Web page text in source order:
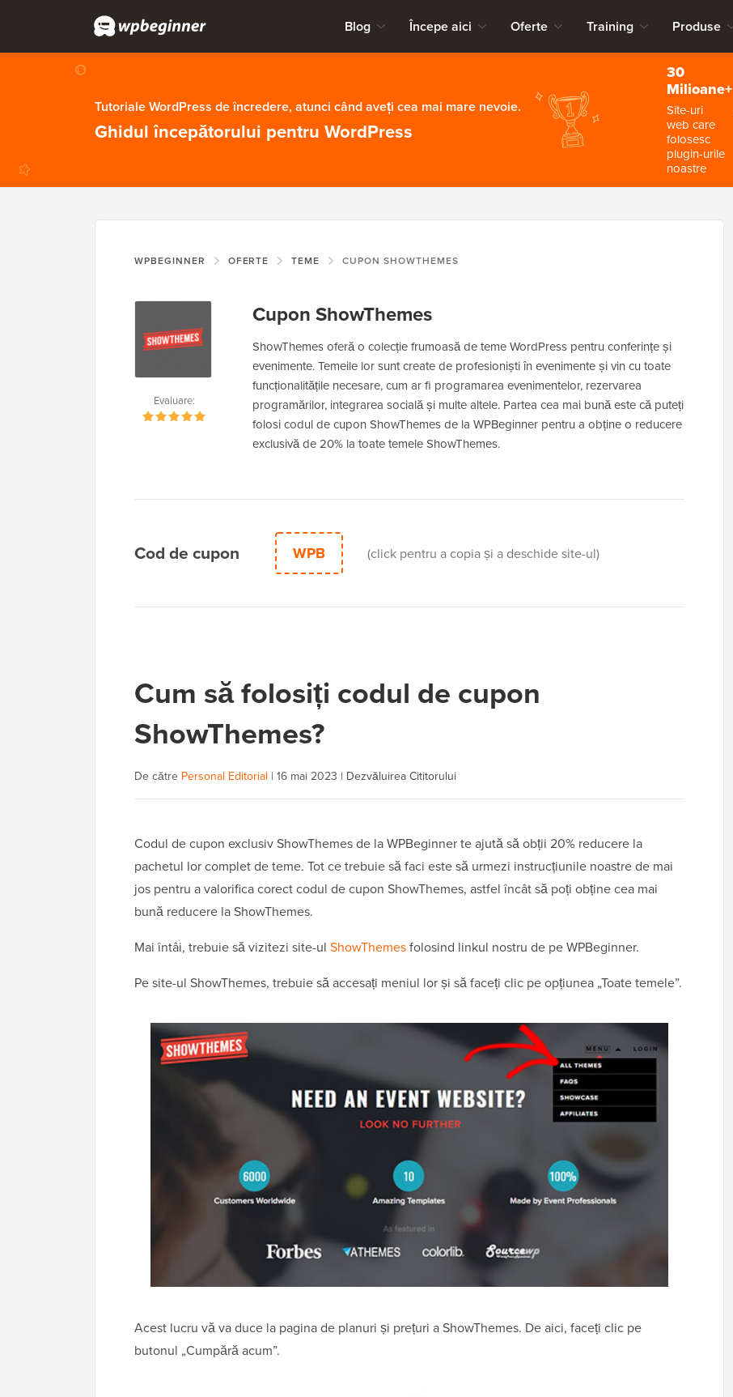
Blog Începe aici Oferte Training Produse
Tutoriale WordPress de încredere, atunci când aveți cea mai mare nevoie.
Ghidul începătorului pentru WordPress
30
Milioane+
Site-uri
web care
folosesc
plugin-urile
noastre
WPBEGINNER OFERTE TEME CUPON SHOWTHEMES
Cupon ShowThemes
Evaluare:
ShowThemes oferă o colecție frumoasă de teme WordPress pentru conferințe și
evenimente. Temeile lor sunt create de profesioniști în evenimente și vin cu toate
funcționalitățile necesare, cum ar fi programarea evenimentelor, rezervarea
programărilor, integrarea socială și multe altele. Partea cea mai bună este că puteți
folosi codul de cupon ShowThemes de la WPBeginner pentru a obține o reducere
exclusivă de 20% la toate temele ShowThemes.
Cod de cupon WPB (click pentru a copia și a deschide site-ul)
Cum să folosiți codul de cupon
ShowThemes?
De către Personal Editorial | 16 mai 2023 | Dezvăluirea Cititorului
Codul de cupon exclusiv ShowThemes de la WPBeginner te ajută să obții 20% reducere la
pachetul lor complet de teme. Tot ce trebuie să faci este să urmezi instrucțiunile noastre de mai
jos pentru a valorifica corect codul de cupon ShowThemes, astfel încât să poți obține cea mai
bună reducere la ShowThemes.
Mai întâi, trebuie să vizitezi site-ul ShowThemesfolosind linkul nostru de pe WPBeginner.
Pe site-ul ShowThemes, trebuie să accesați meniul lor și să faceți clic pe opțiunea „Toate temele”.
Acest lucru vă va duce la pagina de planuri și prețuri a ShowThemes. De aici, faceți clic pe
butonul „Cumpără acum”.